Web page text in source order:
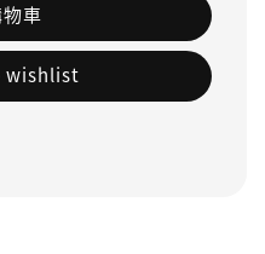
車
wishlist